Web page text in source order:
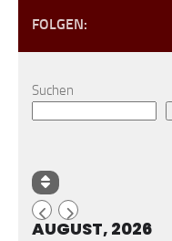
FOLGEN:
Suchen
AUGUST, 2026